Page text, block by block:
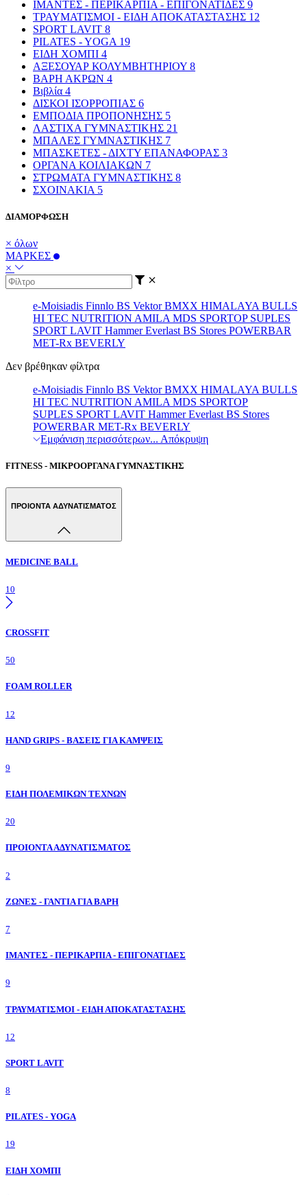
ΙΜΑΝΤΕΣ - ΠΕΡΙΚΑΡΠΙΑ - ΕΠΙΓΟΝΑΤΙΔΕΣ 9
ΤΡΑΥΜΑΤΙΣΜΟΙ - ΕΙΔΗ ΑΠΟΚΑΤΑΣΤΑΣΗΣ 12
SPORT LAVIT 8
PILATES - YOGA 19
ΕΙΔΗ ΧΟΜΠΙ 4
ΑΞΕΣΟΥΑΡ ΚΟΛΥΜΒΗΤΗΡΙΟΥ 8
ΒΑΡΗ ΑΚΡΩΝ 4
Βιβλία 4
ΔΙΣΚΟΙ ΙΣΟΡΡΟΠΙΑΣ 6
ΕΜΠΟΔΙΑ ΠΡΟΠΟΝΗΣΗΣ 5
ΛΑΣΤΙΧΑ ΓΥΜΝΑΣΤΙΚΗΣ 21
ΜΠΑΛΕΣ ΓΥΜΝΑΣΤΙΚΗΣ 7
ΜΠΑΣΚΕΤΕΣ - ΔΙΧΤΥ ΕΠΑΝΑΦΟΡΑΣ 3
ΟΡΓΑΝΑ ΚΟΙΛΙΑΚΩΝ 7
ΣΤΡΩΜΑΤΑ ΓΥΜΝΑΣΤΙΚΗΣ 8
ΣΧΟΙΝΑΚΙΑ 5
ΔΙΑΜΟΡΦΩΣΗ
× όλων
ΜΑΡΚΕΣ
×
e-Moisiadis Finnlo BS Vektor BMXX HIMALAYA BULLS
HI TEC NUTRITION AMILA MDS SPORTOP SUPLES
SPORT LAVIT Hammer Everlast BS Stores POWERBAR
MET-Rx BEVERLY
Δεν βρέθηκαν φίλτρα
e-Moisiadis Finnlo BS Vektor BMXX HIMALAYA BULLS
HI TEC NUTRITION AMILA MDS SPORTOP
SUPLES SPORT LAVIT Hammer Everlast BS Stores
POWERBAR MET-Rx BEVERLY
Εμφάνιση περισσότερων... Απόκρυψη
FITNESS - ΜΙΚΡΟΟΡΓΑΝΑ ΓΥΜΝΑΣΤΙΚΗΣ
ΠΡΟΙΟΝΤΑ ΑΔΥΝΑΤΙΣΜΑΤΟΣ
MEDICINE BALL
10
CROSSFIT
50
FOAM ROLLER
12
HAND GRIPS - ΒΑΣΕΙΣ ΓΙΑ ΚΑΜΨΕΙΣ
9
ΕΙΔΗ ΠΟΛΕΜΙΚΩΝ ΤΕΧΝΩΝ
20
ΠΡΟΙΟΝΤΑ ΑΔΥΝΑΤΙΣΜΑΤΟΣ
2
ΖΩΝΕΣ - ΓΑΝΤΙΑ ΓΙΑ ΒΑΡΗ
7
ΙΜΑΝΤΕΣ - ΠΕΡΙΚΑΡΠΙΑ - ΕΠΙΓΟΝΑΤΙΔΕΣ
9
ΤΡΑΥΜΑΤΙΣΜΟΙ - ΕΙΔΗ ΑΠΟΚΑΤΑΣΤΑΣΗΣ
12
SPORT LAVIT
8
PILATES - YOGA
19
ΕΙΔΗ ΧΟΜΠΙ